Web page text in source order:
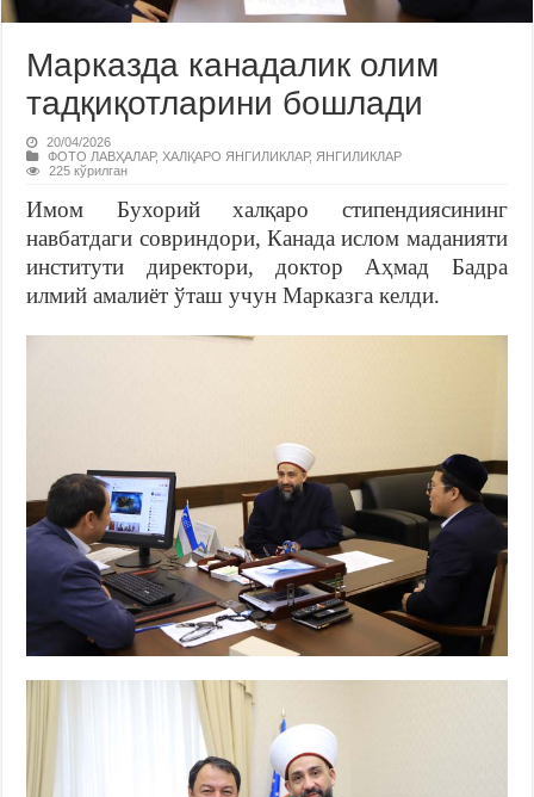
Марказда канадалик олим
тадқиқотларини бошлади
20/04/2026
ФОТО ЛАВҲАЛАР,ХАЛҚАРО ЯНГИЛИКЛАР, ЯНГИЛИКЛАР
225 кўрилган
Имом Бухорий халқаро стипендиясининг
навбатдаги совриндори, Канада ислом маданияти
институти директори, доктор Аҳмад Бадра
илмий амалиёт ўташ учун Марказга келди.